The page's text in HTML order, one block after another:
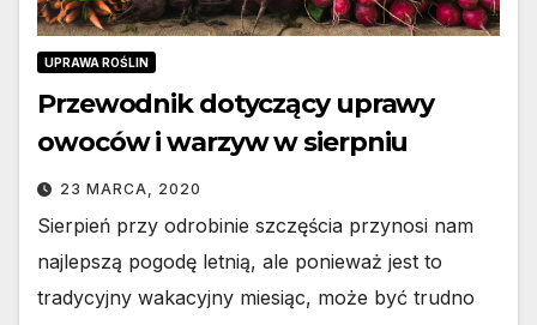
UPRAWA ROŚLIN
Przewodnik dotyczący uprawy
owoców i warzyw w sierpniu
23 MARCA, 2020
Sierpień przy odrobinie szczęścia przynosi nam
najlepszą pogodę letnią, ale ponieważ jest to
tradycyjny wakacyjny miesiąc, może być trudno